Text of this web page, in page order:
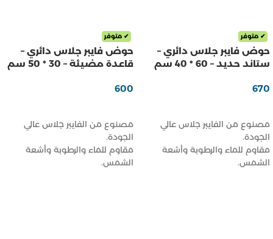
✔ متوفر
حوض فايبر جلاس دائري –
ستاند حديد – 60 * 40 سم
670
مصنوع من الفايبر جلاس عالي
الجودة.
مقاوم للماء والرطوبة وأشعة
الشمس.
✔ متوفر
حوض فايبر جلاس دائري –
قاعدة مضيئة – 30 * 50 سم
600
مصنوع من الفايبر جلاس عالي
الجودة.
مقاوم للماء والرطوبة وأشعة
الشمس.